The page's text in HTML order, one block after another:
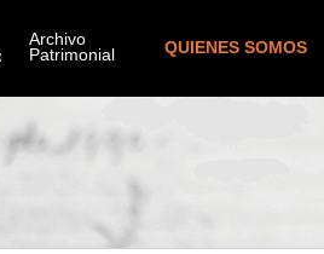
QUIENES SOMOS